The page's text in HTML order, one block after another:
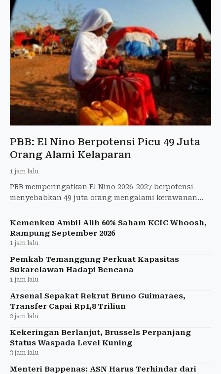
PBB: El Nino Berpotensi Picu 49 Juta
Orang Alami Kelaparan
1 jam lalu
PBB memperingatkan El Nino 2026-2027 berpotensi
menyebabkan 49 juta orang mengalami kerawanan
Kemenkeu Ambil Alih 60% Saham KCIC Whoosh,
Rampung September 2026
1 jam lalu
Pemkab Temanggung Perkuat Kapasitas
Sukarelawan Hadapi Bencana
1 jam lalu
Arsenal Sepakat Rekrut Bruno Guimaraes,
Transfer Capai Rp1,8 Triliun
2 jam lalu
Kekeringan Berlanjut, Brussels Perpanjang
Status Waspada Level Kuning
3 jam lalu
Menteri Bappenas: ASN Harus Terhindar dari